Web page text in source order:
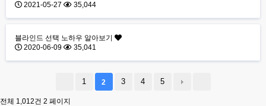
2021-05-27
35,044
블라인드 선택 노하우 알아보기
2020-06-09
35,041
1 2 3 4 5
전체 1,012건 2 페이지